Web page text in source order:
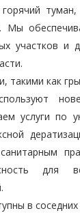
Мы
участков и
такими как
услуги по
для
в соседних